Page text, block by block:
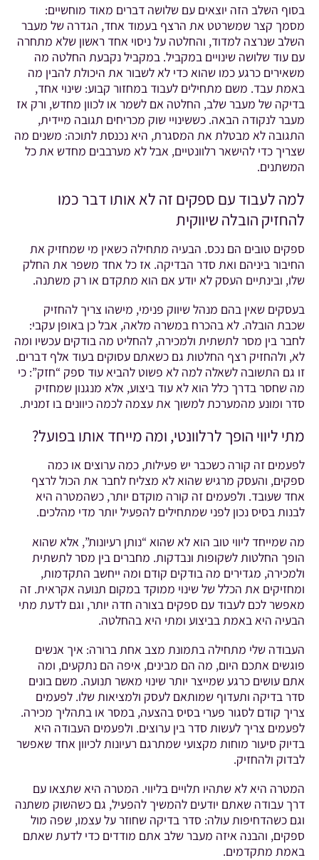
בסוף השלב הזה יוצאים עם שלושה דברים מאוד מוחשיים:
מסמך קצר שמשרטט את הרצף בעמוד אחד, הגדרה של מעבר
השלב שנרצה למדוד, והחלטה על ניסוי אחד ראשון שלא מתחרה
עם עוד שלושה שינויים במקביל. במקביל נקבעת החלטה מה
משאירים כרגע כמו שהוא כדי לא לשבור את היכולת להבין מה
באמת עבד. משם מתחילים לעבוד במחזור קבוע: שינוי אחד,
בדיקה של מעבר שלב, החלטה אם לשמר או לכוון מחדש, ורק אז
מעבר לנקודה הבאה. כששינויי שוק מכריחים תגובה מיידית,
התגובה לא מבטלת את המסגרת, היא נכנסת לתוכה: משנים מה
שצריך כדי להישאר רלוונטיים, אבל לא מערבבים מחדש את כל
המשתנים.
למה לעבוד עם ספקים זה לא אותו דבר כמו
להחזיק הובלה שיווקית
ספקים טובים הם נכס. הבעיה מתחילה כשאין מי שמחזיק את
החיבור ביניהם ואת סדר הבדיקה. אז כל אחד משפר את החלק
שלו, ובינתיים העסק לא יודע אם הוא מתקדם או רק משתנה.
בעסקים שאין בהם מנהל שיווק פנימי, מישהו צריך להחזיק
שכבת הובלה. לא בהכרח במשרה מלאה, אבל כן באופן עקבי:
לחבר בין מסר לתשתית ולמכירה, להחליט מה בודקים עכשיו ומה
לא, ולהחזיק רצף החלטות גם כשאתם עסוקים בעוד אלף דברים.
זו גם התשובה לשאלה למה לא פשוט להביא עוד ספק “חזק”: כי
מה שחסר בדרך כלל הוא לא עוד ביצוע, אלא מנגנון שמחזיק
סדר ומונע מהמערכת למשוך את עצמה לכמה כיוונים בו זמנית.
מתי ליווי הופך לרלוונטי, ומה מייחד אותו בפועל?
לפעמים זה קורה כשכבר יש פעילות, כמה ערוצים או כמה
ספקים, והעסק מרגיש שהוא לא מצליח לחבר את הכול לרצף
אחד שעובד. ולפעמים זה קורה מוקדם יותר, כשהמטרה היא
לבנות בסיס נכון לפני שמתחילים להפעיל יותר מדי מהלכים.
מה שמייחד ליווי טוב הוא לא שהוא “נותן רעיונות”, אלא שהוא
הופך החלטות לשקופות ונבדקות. מחברים בין מסר לתשתית
ולמכירה, מגדירים מה בודקים קודם ומה ייחשב התקדמות,
ומחזיקים את הכלל של שינוי ממוקד במקום תנועה אקראית. זה
מאפשר לכם לעבוד עם ספקים בצורה חדה יותר, וגם לדעת מתי
הבעיה היא באמת בביצוע ומתי היא בהחלטה.
העבודה שלי מתחילה בתמונת מצב אחת ברורה: איך אנשים
פוגשים אתכם היום, מה הם מבינים, איפה הם נתקעים, ומה
אתם עושים כרגע שמייצר יותר שינוי מאשר תנועה. משם בונים
סדר בדיקה ותעדוף שמותאם לעסק ולמציאות שלו. לפעמים
צריך קודם לסגור פערי בסיס בהצעה, במסר או בתהליך מכירה.
לפעמים צריך לעשות סדר בין ערוצים. ולפעמים העבודה היא
בדיוק סיעור מוחות מקצועי שמתרגם רעיונות לכיוון אחד שאפשר
לבדוק ולהחזיק.
המטרה היא לא שתהיו תלויים בליווי. המטרה היא שתצאו עם
דרך עבודה שאתם יודעים להמשיך להפעיל, גם כשהשוק משתנה
וגם כשהדחיפות עולה: סדר בדיקה שחוזר על עצמו, שפה מול
ספקים, והבנה איזה מעבר שלב אתם מודדים כדי לדעת שאתם
באמת מתקדמים.